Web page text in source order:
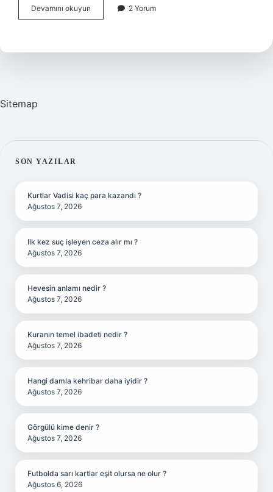
Devamını okuyun
sözlük
demek
2 Yorum
Sitemap
SIDEBAR
SON YAZILAR
Kurtlar Vadisi kaç para kazandı ?
Ağustos 7, 2026
Ilk kez suç işleyen ceza alır mı ?
Ağustos 7, 2026
Hevesin anlamı nedir ?
Ağustos 7, 2026
Kuranın temel ibadeti nedir ?
Ağustos 7, 2026
Hangi damla kehribar daha iyidir ?
Ağustos 7, 2026
Görgülü kime denir ?
Ağustos 7, 2026
Futbolda sarı kartlar eşit olursa ne olur ?
Ağustos 6, 2026